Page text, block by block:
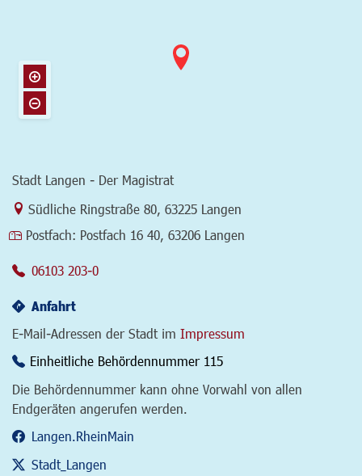
Stadt Langen - Der Magistrat
Link zur Google-Maps Navigation
Südliche Ringstraße 80 63225 Langen
Postfach: Postfach 16 40, 63206 Langen
06103 203-0
Anfahrt
E-Mail-Adressen der Stadt im Impressum
Einheitliche Behördennummer 115
Die Behördennummer kann ohne Vorwahl von allen
Endgeräten angerufen werden.
Langen.RheinMain
Stadt_Langen